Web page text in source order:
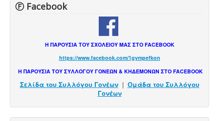
Ⓕ Facebook
Η ΠΑΡΟΥΣΙΑ ΤΟΥ ΣΧΟΛΕΙΟΥ ΜΑΣ ΣΤΟ FACEBOOK
https://www.facebook.com/1gympefkon
Η ΠΑΡΟΥΣΙΑ ΤΟΥ ΣΥΛΛΟΓΟΥ ΓΟΝΕΩΝ & ΚΗΔΕΜΟΝΩΝ ΣΤΟ FACEBOOK
Σελίδα του Συλλόγου Γονέων| Ομάδα του Συλλόγου
Γονέων